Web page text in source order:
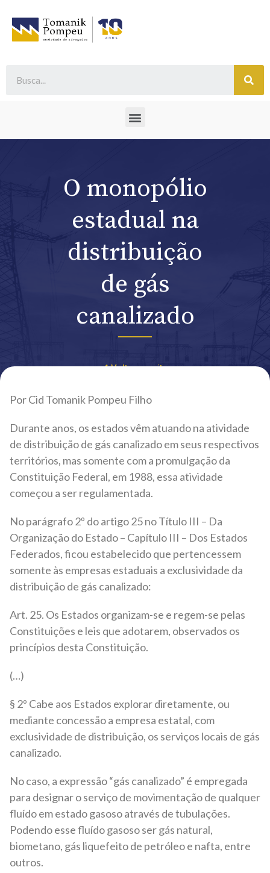
O monopólio
estadual na
distribuição
de gás
canalizado
Voltar ao site
Por Cid Tomanik Pompeu Filho
Durante anos, os estados vêm atuando na atividade
de distribuição de gás canalizado em seus respectivos
territórios, mas somente com a promulgação da
Constituição Federal, em 1988, essa atividade
começou a ser regulamentada.
No parágrafo 2º do artigo 25 no Título III – Da
Organização do Estado – Capítulo III – Dos Estados
Federados, ficou estabelecido que pertencessem
somente às empresas estaduais a exclusividade da
distribuição de gás canalizado:
Art. 25. Os Estados organizam-se e regem-se pelas
Constituições e leis que adotarem, observados os
princípios desta Constituição.
(…)
§ 2º Cabe aos Estados explorar diretamente, ou
mediante concessão a empresa estatal, com
exclusividade de distribuição, os serviços locais de gás
canalizado.
No caso, a expressão “gás canalizado” é empregada
para designar o serviço de movimentação de qualquer
fluído em estado gasoso através de tubulações.
Podendo esse fluído gasoso ser gás natural,
biometano, gás liquefeito de petróleo e nafta, entre
outros.